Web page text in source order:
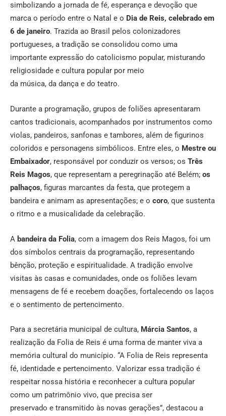
simbolizando a jornada de fé, esperança e devoção que
marca o período entre o Natal e o Dia de Reis, celebrado em
6 de janeiro. Trazida ao Brasil pelos colonizadores
portugueses, a tradição se consolidou como uma
importante expressão do catolicismo popular, misturando
religiosidade e cultura popular por meio
da música, da dança e do teatro.
Durante a programação, grupos de foliões apresentaram
cantos tradicionais, acompanhados por instrumentos como
violas, pandeiros, sanfonas e tambores, além de figurinos
coloridos e personagens simbólicos. Entre eles, o Mestre ou
Embaixador, responsável por conduzir os versos; os Três
Reis Magos, que representam a peregrinação até Belém; os
palhaços, figuras marcantes da festa, que protegem a
bandeira e animam as apresentações; e o coro, que sustenta
o ritmo e a musicalidade da celebração.
A bandeira da Folia, com a imagem dos Reis Magos, foi um
dos símbolos centrais da programação, representando
bênção, proteção e espiritualidade. A tradição envolve
visitas às casas e comunidades, onde os foliões levam
mensagens de fé e recebem doações, fortalecendo os laços
e o sentimento de pertencimento.
Para a secretária municipal de cultura, Márcia Santos, a
realização da Folia de Reis é uma forma de manter viva a
memória cultural do município. “A Folia de Reis representa
fé, identidade e pertencimento. Valorizar essa tradição é
respeitar nossa história e reconhecer a cultura popular
como um patrimônio vivo, que precisa ser
preservado e transmitido às novas gerações”, destacou a